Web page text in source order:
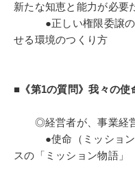
新たな知恵と能力が必要
●正しい権限委譲の考
せる環境のつくり方
■《第1の質問》我々の使
◎経営者が、事業経営
●使命（ミッション
スの「ミッション物語」